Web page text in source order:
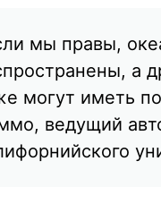
мы правы,
а
могут иметь
ведущий